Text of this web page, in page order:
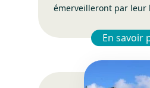
émerveilleront par leur
En savoir
–